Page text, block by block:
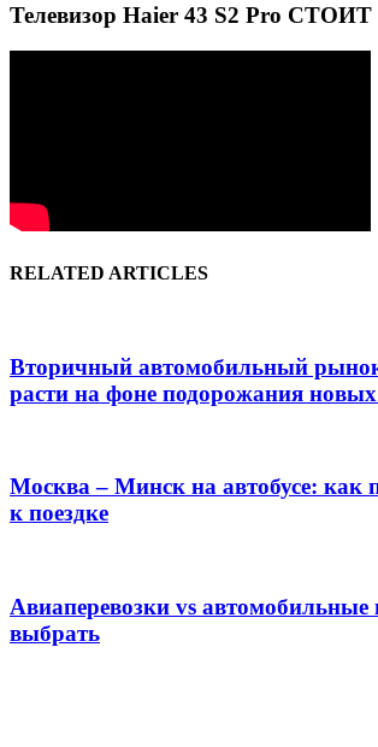
Телевизор Haier 43 S2 Pro
RELATED ARTICLES
Вторичный автомобильный
расти на фоне подорожания
Москва – Минск на автобусе: как
к поездке
Авиаперевозки vs автомобильные
выбрать